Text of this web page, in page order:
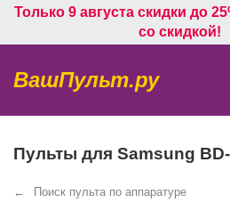
Только 9 августа скидки до
со скидкой!
ВашПульт.ру
Пульты для Samsung
Поиск пульта по аппаратуре